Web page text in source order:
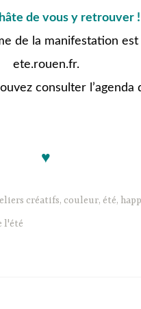
de vous y retrouver !
de la manifestation
ete.rouen.fr.
consulter
♥
créatifs, couleur, été,
l'été